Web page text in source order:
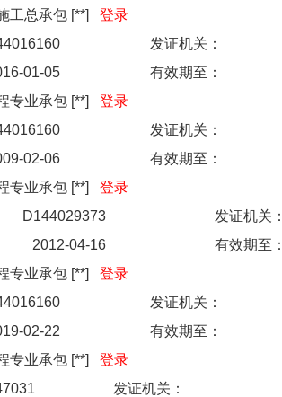
工总承包 [**] 登录
发证机关：
01-05 有效期至：
专业承包 [**] 登录
发证机关：
02-06 有效期至：
专业承包 [**] 登录
D144029373 发证机关：
2012-04-16 有效期至：
专业承包 [**] 登录
发证机关：
02-22 有效期至：
专业承包 [**] 登录
发证机关：